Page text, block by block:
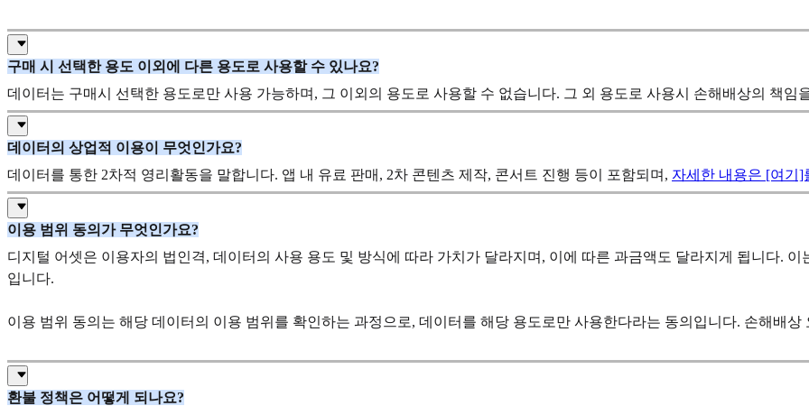
구매 시 선택한 용도 이외에 다른 용도로 사용할 수 있나요?
데이터는 구매시 선택한 용도로만 사용 가능하며, 그 이외의 용도로 사용할 수 없습니다. 그 외 용도로 사용시 손해배상의 책임
데이터의 상업적 이용이 무엇인가요?
데이터를 통한 2차적 영리활동을 말합니다. 앱 내 유료 판매, 2차 콘텐츠 제작, 콘서트 진행 등이 포함되며, 자세한 내용은 [여기]
이용 범위 동의가 무엇인가요?
디지털 어셋은 이용자의 법인격, 데이터의 사용 용도 및 방식에 따라 가치가 달라지며, 이에 따른 과금액도 달라지게 됩니다.
입니다.
이용 범위 동의는 해당 데이터의 이용 범위를 확인하는 과정으로, 데이터를 해당 용도로만 사용한다라는 동의입니다. 손해배상
환불 정책은 어떻게 되나요?